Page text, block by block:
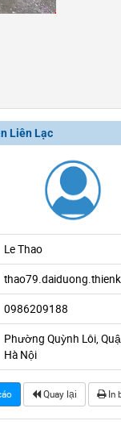
Liên Lạc
Le Thao
0986209188
Phường Quỳnh Lôi,
Hà Nội
Quay lại In